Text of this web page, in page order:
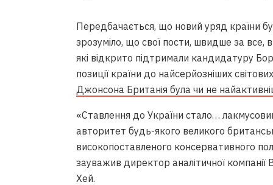
Передбачається, що новий уряд країни
зрозуміло, що свої пости, швидше за все,
які відкрито підтримали кандидатуру
позиції країни до найсерйозніших
Джонсона Британія була чи не
«Ставлення до України стало…
авторитет будь-якого великого
високопоставленого консервативного
зауважив директор аналітичної компанії
Хей.